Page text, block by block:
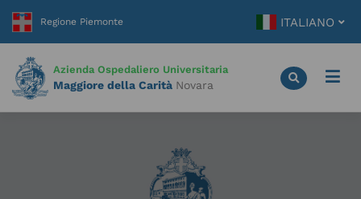
contenuto
ITALIANO
Azienda Ospedaliero Universitaria
Maggiore della Carità Novara